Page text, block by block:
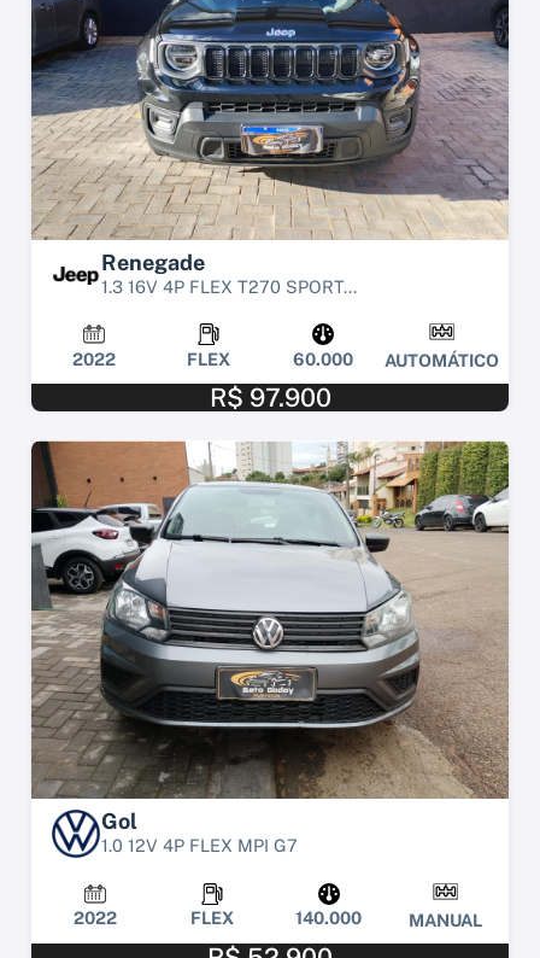
Renegade
1.3 16V 4P FLEX T270 SPORT...
2022 FLEX 60.000 AUTOMÁTICO
R$ 97.900
Gol
1.0 12V 4P FLEX MPI G7
2022 FLEX 140.000 MANUAL